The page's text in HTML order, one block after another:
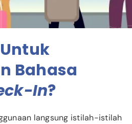
Bahasa
In?
langsung istilah-istilah